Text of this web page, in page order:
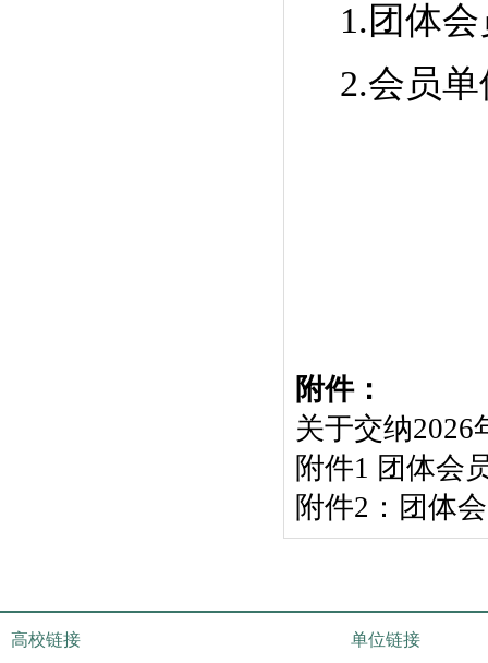
1.团体
2.会员
附件：
关于交纳2026
附件1 团体会
附件2：团体
高校链接 单位链接